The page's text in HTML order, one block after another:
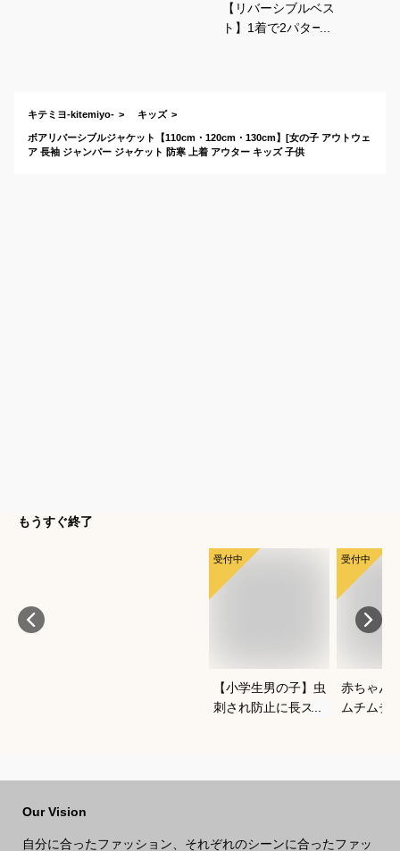
【リバーシブルベス
ト】1着で2パター
キテミヨ-kitemiyo- キッズ
ボアリバーシブルジャケット【110cm・120cm・130cm】[女の子 アウトウェ
ア 長袖 ジャンパー ジャケット 防寒 上着 アウター キッズ 子供
もうすぐ終了
受付中
【小学生男の子】虫
刺され防止に長ズボ
受付中
赤ちゃん
ムチムチ
Our Vision
自分に合ったファッション、それぞれのシーンに合ったファッ